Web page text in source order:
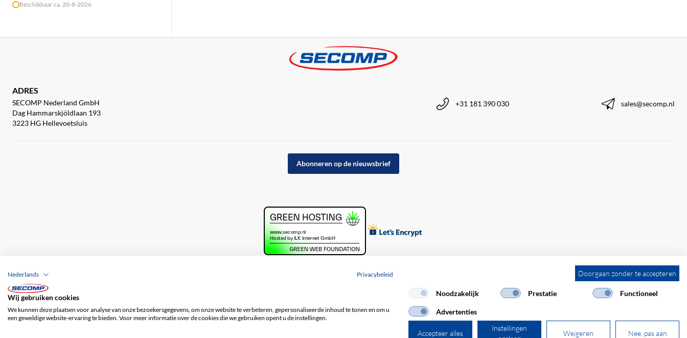
Beschikbaar ca. 20-8-2026
ADRES
SECOMP Nederland GmbH
Dag Hammarskjöldlaan 193
3223 HG Hellevoetsluis
+31 181 390 030 sales@secomp.nl
Abonneren op de nieuwsbrief
Doorgaan zonder te accepteren
Nederlands Privacybeleid
Wij gebruiken cookies
We kunnen deze plaatsen voor analyse van onze bezoekersgegevens, om onze website te verbeteren, gepersonaliseerde inhoud te tonen en om u
een geweldige website-ervaring te bieden. Voor meer informatie over de cookies die we gebruiken opent u de instellingen.
Noodzakelijk Prestatie Functioneel
Advertenties
Accepteer alles
Instellingen
Weigeren Nee, pas aan